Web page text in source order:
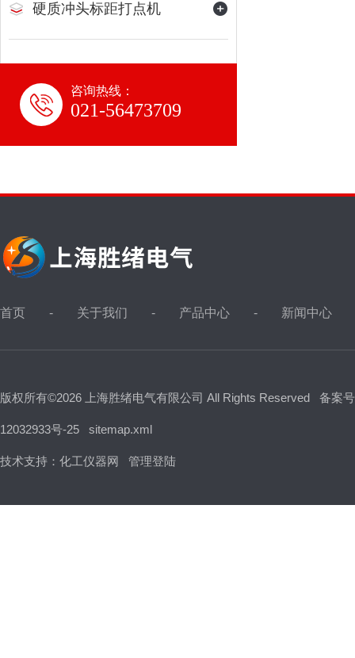
硬质冲头标距打点机
咨询热线：
021-56473709
首页 关于我们 产品中心 新闻中心
版权所有©2026 上海胜绪电气有限公司 All Rights Reserved 备案
12032933号-25 sitemap.xml
技术支持： 化工仪器网 管理登陆